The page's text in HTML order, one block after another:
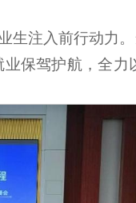
注入前行动力
保驾护航，全力